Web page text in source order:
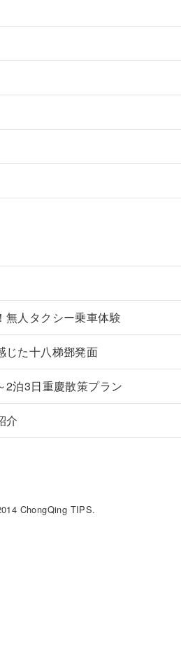
無人タクシー乗車体験
じた十八梯鄧凳面
2泊3日重慶散策プラン
介
ChongQing TIPS.